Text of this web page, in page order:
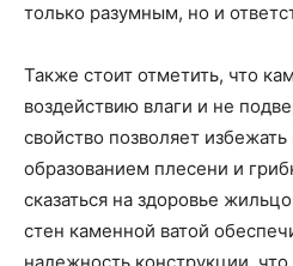
только разумным, но и
Также стоит отметить, что
воздействию влаги и не
свойство позволяет
образованием плесени и
сказаться на здоровье
стен каменной ватой